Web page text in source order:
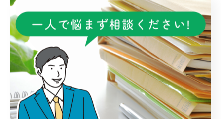
行政書士活用で安全な猫カフェ運営を
実現
行政書士がもたらす猫カフェのリスク管理と安全性